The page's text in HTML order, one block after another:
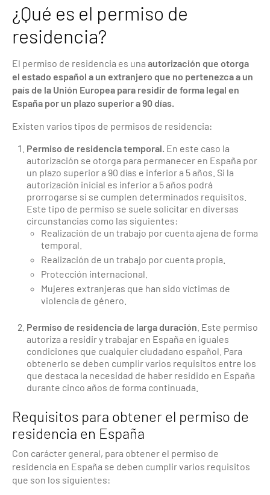
¿Qué es el permiso de
residencia?
El permiso de residencia es una autorización que otorga
el estado español a un extranjero que no pertenezca a un
país de la Unión Europea para residir de forma legal en
España por un plazo superior a 90 días.
Existen varios tipos de permisos de residencia:
Permiso de residencia temporal. En este caso la
autorización se otorga para permanecer en España por
un plazo superior a 90 días e inferior a 5 años. Si la
autorización inicial es inferior a 5 años podrá
prorrogarse si se cumplen determinados requisitos.
Este tipo de permiso se suele solicitar en diversas
circunstancias como las siguientes:
Realización de un trabajo por cuenta ajena de forma
temporal.
Realización de un trabajo por cuenta propia.
Protección internacional.
Mujeres extranjeras que han sido víctimas de
violencia de género.
Permiso de residencia de larga duración . Este permiso
autoriza a residir y trabajar en España en iguales
condiciones que cualquier ciudadano español. Para
obtenerlo se deben cumplir varios requisitos entre los
que destaca la necesidad de haber residido en España
durante cinco años de forma continuada.
Requisitos para obtener el permiso de
residencia en España
Con carácter general, para obtener el permiso de
residencia en España se deben cumplir varios requisitos
que son los siguientes: